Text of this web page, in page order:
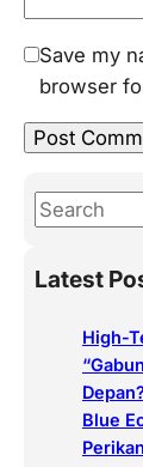
Save my
browser
S
aLatest
High-
Blue